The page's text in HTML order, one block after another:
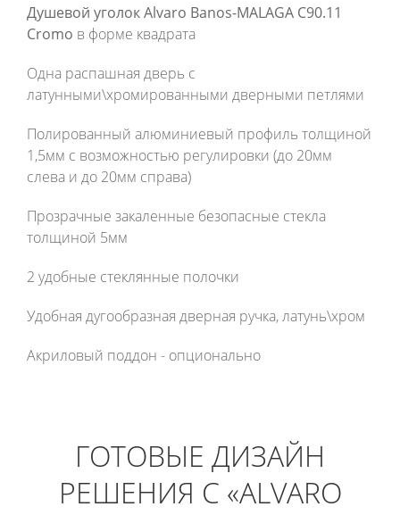
Душевой уголок Alvaro Banos-MALAGA C90.11
Cromo в форме квадрата
Одна распашная дверь с
латунными\хромированными дверными петлями
Полированный алюминиевый профиль толщиной
1,5мм с возможностью регулировки (до 20мм
слева и до 20мм справа)
Прозрачные закаленные безопасные стекла
толщиной 5мм
2 удобные стеклянные полочки
Удобная дугообразная дверная ручка, латунь\хром
Акриловый поддон - опционально
ГОТОВЫЕ ДИЗАЙН
РЕШЕНИЯ С «ALVARO